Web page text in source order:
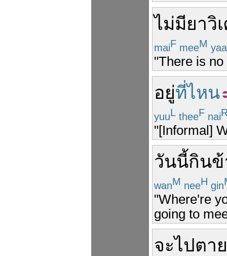
ไม่มียาวิ
maiF meeM yaa
"There is
อยู่ที่ไหน
yuuL theeF nai
"[Informal]
วันนี้กินข้
wanM neeH gin
"Where're
going to
จะไปตาย